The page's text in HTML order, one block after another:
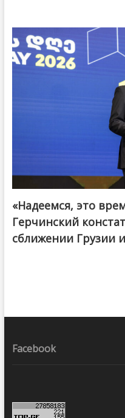
«Надеемся, это
Герчинский
сближении Грузии
Facebook